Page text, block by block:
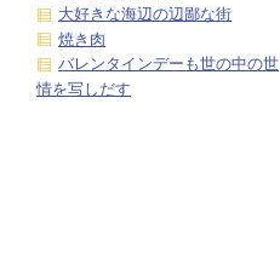
大好きな海辺の辺鄙な街
焼き肉
バレンタインデーも世の中の世
情を写しだす